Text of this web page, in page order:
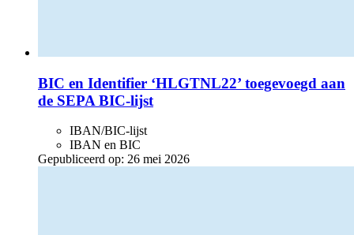
BIC en Identifier ‘HLGTNL22’ toegevoegd aan
de SEPA BIC-lijst
IBAN/BIC-lijst
IBAN en BIC
Gepubliceerd op: 26 mei 2026